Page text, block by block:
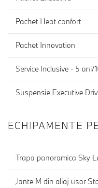
Pachet Heat confort
Pachet Innovation
Service Inclusive - 5
Suspensie Executive
ECHIPAMENTE
Trapa panoramica Sky
Jante M din aliaj usor